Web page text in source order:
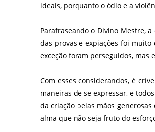
ideais, porquanto o ódio e a
Parafraseando o Divino Mestre,
das provas e expiações foi muito
exceção foram perseguidos, mas
Com esses considerandos, é
maneiras de se expressar, e
da criação pelas mãos
alma que não seja fruto do